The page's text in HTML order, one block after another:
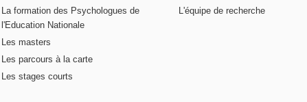
La formation des Psychologues de
l'Education Nationale
Les masters
Les parcours à la carte
Les stages courts
L'équipe de recherche